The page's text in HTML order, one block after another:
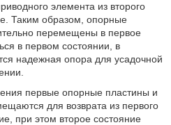
элемента из второго
Таким образом, опорные
перемещены в первое
в первом состоянии, в
надежная опора для усадочной
первые опорные пластины и
для возврата из первого
при этом второе состояние